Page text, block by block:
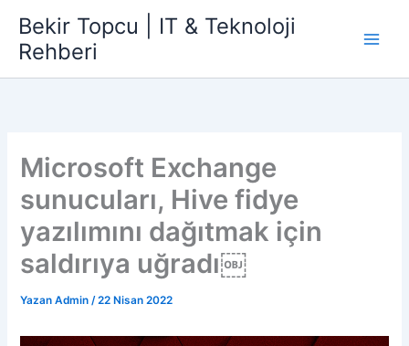
atlaBekir Topcu | IT & Teknoloji
Rehberi
Microsoft Exchange
sunucuları, Hive fidye
yazılımını dağıtmak için
saldırıya uğradı￼
Yazan Admin/22 Nisan 2022